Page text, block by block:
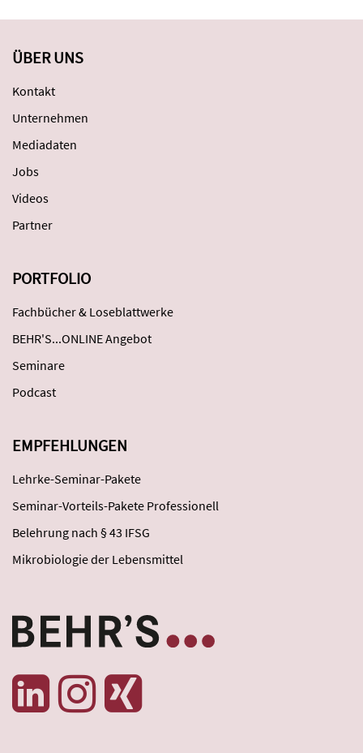
ÜBER UNS
Kontakt
Unternehmen
Mediadaten
Jobs
Videos
Partner
PORTFOLIO
Fachbücher & Loseblattwerke
BEHR'S...ONLINE Angebot
Seminare
Podcast
EMPFEHLUNGEN
Lehrke-Seminar-Pakete
Seminar-Vorteils-Pakete Professionell
Belehrung nach § 43 IFSG
Mikrobiologie der Lebensmittel